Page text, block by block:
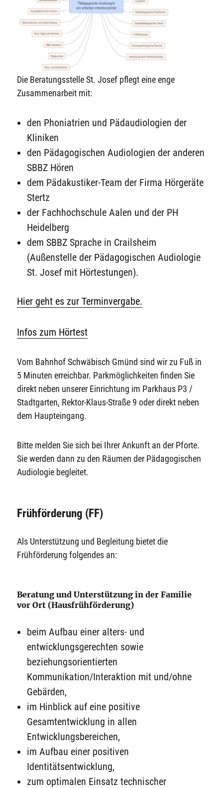
Die Beratungsstelle St. Josef pflegt eine enge
Zusammenarbeit mit:
den Phoniatrien und Pädaudiologien der
Kliniken
den Pädagogischen Audiologien der anderen
SBBZ Hören
dem Pädakustiker-Team der Firma Hörgeräte
Stertz
der Fachhochschule Aalen und der PH
Heidelberg
dem SBBZ Sprache in Crailsheim
(Außenstelle der Pädagogischen Audiologie
St. Josef mit Hörtestungen).
Hier geht es zur Terminvergabe.
Infos zum Hörtest
Vom Bahnhof Schwäbisch Gmünd sind wir zu Fuß in
5 Minuten erreichbar. Parkmöglichkeiten finden Sie
direkt neben unserer Einrichtung im Parkhaus P3 /
Stadtgarten, Rektor-Klaus-Straße 9 oder direkt neben
dem Haupteingang.
Bitte melden Sie sich bei Ihrer Ankunft an der Pforte.
Sie werden dann zu den Räumen der Pädagogischen
Audiologie begleitet.
Frühförderung (FF)
Als Unterstützung und Begleitung bietet die
Frühförderung folgendes an:
Beratung und Unterstützung in der Familie
vor Ort (Hausfrühförderung)
beim Aufbau einer alters- und
entwicklungsgerechten sowie
beziehungsorientierten
Kommunikation/Interaktion mit und/ohne
Gebärden,
im Hinblick auf eine positive
Gesamtentwicklung in allen
Entwicklungsbereichen,
im Aufbau einer positiven
Identitätsentwicklung,
zum optimalen Einsatz technischer